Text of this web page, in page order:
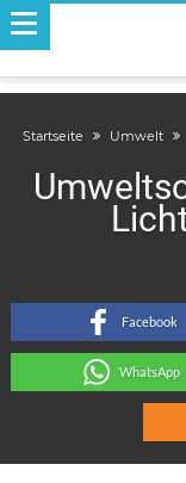
Startseite Umwelt
Facebook
WhatsApp